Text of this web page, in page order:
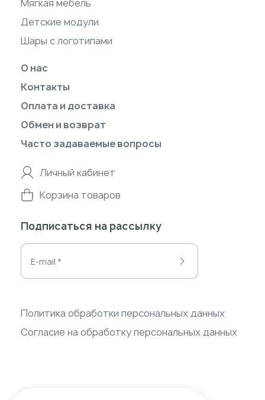
Мягкая мебель
Детские модули
Шары с логотипами
О нас
Контакты
Оплата и доставка
Обмен и возврат
Часто задаваемые вопросы
Личный кабинет
Корзина товаров
Подписаться на рассылку
Политика обработки персональных данных
Согласие на обработку персональных данных